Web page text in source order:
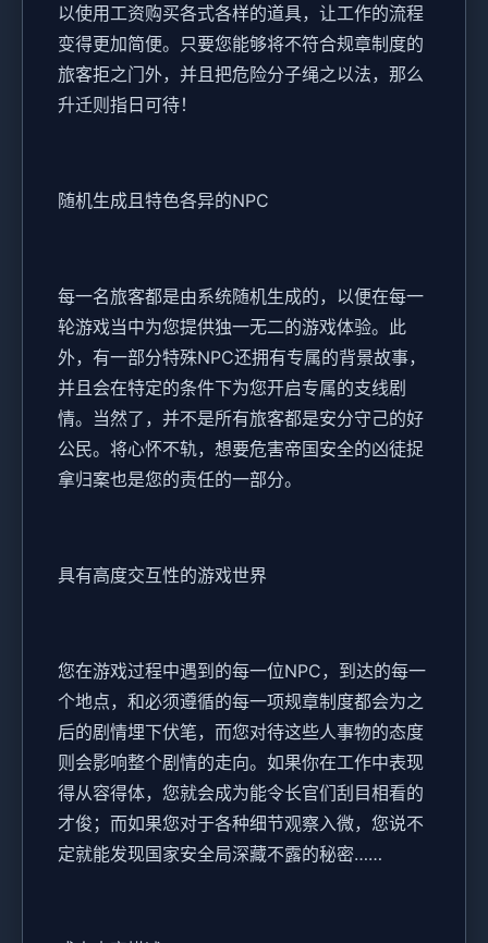
以使用工资购买各式各样的道具，让工作的流程
变得更加简便。只要您能够将不符合规章制度的
旅客拒之门外，并且把危险分子绳之以法，那么
升迁则指日可待！
随机生成且特色各异的NPC
每一名旅客都是由系统随机生成的，以便在每一
轮游戏当中为您提供独一无二的游戏体验。此
外，有一部分特殊NPC还拥有专属的背景故事，
并且会在特定的条件下为您开启专属的支线剧
情。当然了，并不是所有旅客都是安分守己的好
公民。将心怀不轨，想要危害帝国安全的凶徒捉
拿归案也是您的责任的一部分。
具有高度交互性的游戏世界
您在游戏过程中遇到的每一位NPC，到达的每一
个地点，和必须遵循的每一项规章制度都会为之
后的剧情埋下伏笔，而您对待这些人事物的态度
则会影响整个剧情的走向。如果你在工作中表现
得从容得体，您就会成为能令长官们刮目相看的
才俊；而如果您对于各种细节观察入微，您说不
定就能发现国家安全局深藏不露的秘密……